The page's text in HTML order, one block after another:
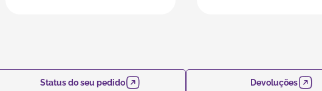
Status do seu pedido Devoluções